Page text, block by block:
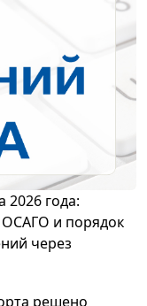
2026 года:
ОСАГО и порядок
через
решено